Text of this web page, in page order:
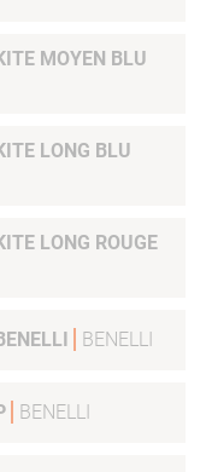
MOYEN BLU
RESERVOIR RECHARGEABLE KITE LONG BLU
RESERVOIR RECHARGEABLE KITE LONG ROUGE
BENELLI
BENELLI